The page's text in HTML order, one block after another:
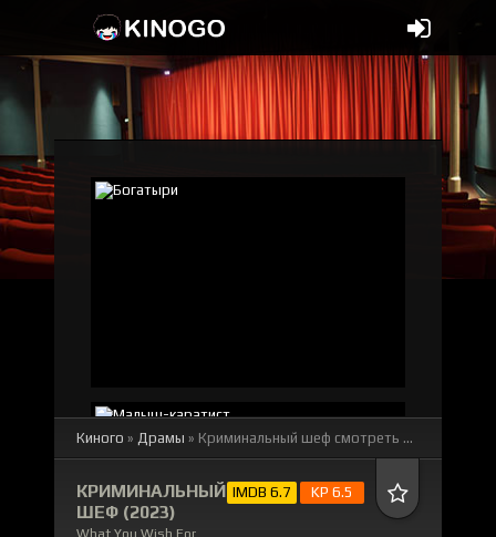
Киного » Драмы » Криминальный шеф смотреть онлайн бесплатно
КРИМИНАЛЬНЫЙ
ШЕФ (2023)
What You Wish For
IMDB 6.7 KP 6.5